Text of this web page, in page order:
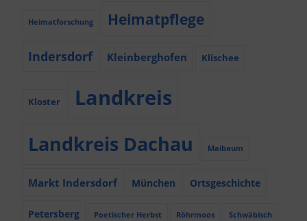
Heimatforschung Heimatpflege
Indersdorf Kleinberghofen Klischee
Kloster Landkreis
Landkreis Dachau Maibaum
Markt Indersdorf München Ortsgeschichte
Petersberg Poetischer Herbst Röhrmoos Schwäbisch